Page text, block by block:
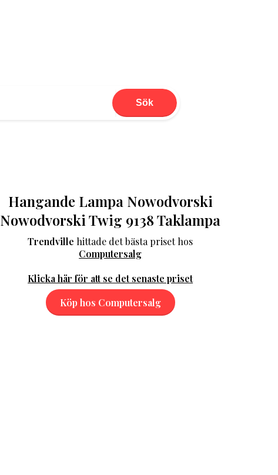
Sök
Hangande Lampa Nowodvorski
Nowodvorski Twig 9138 Taklampa
Trendville hittade det bästa priset hos
Computersalg
Klicka här för att se det senaste priset
Köp hos Computersalg